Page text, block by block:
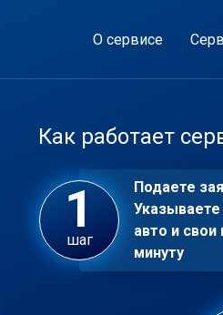
О сервисе
Как работает
шаг
Подаете
авто и
минуту